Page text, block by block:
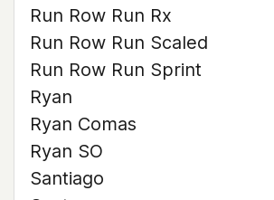
Run Row Run Rx
Run Row Run Scaled
Run Row Run Sprint
Ryan
Ryan Comas
Ryan SO
Santiago